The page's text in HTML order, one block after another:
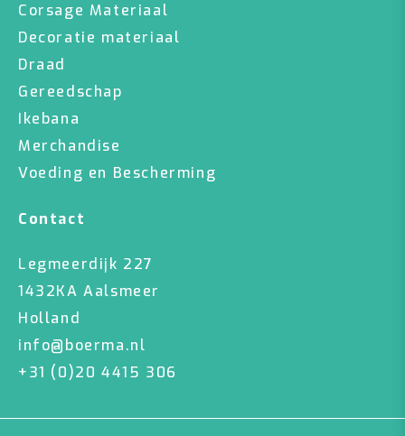
Corsage Materiaal
Decoratie materiaal
Draad
Gereedschap
Ikebana
Merchandise
Voeding en Bescherming
Contact
Legmeerdijk 227
1432KA Aalsmeer
Holland
info@boerma.nl
+31 (0)20 4415 306